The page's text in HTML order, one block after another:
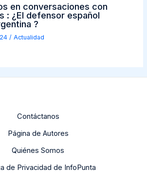
en conversaciones con
: ¿El defensor español
?
/Actualidad
Contáctanos
Página de Autores
Quiénes Somos
de Privacidad de InfoPunta